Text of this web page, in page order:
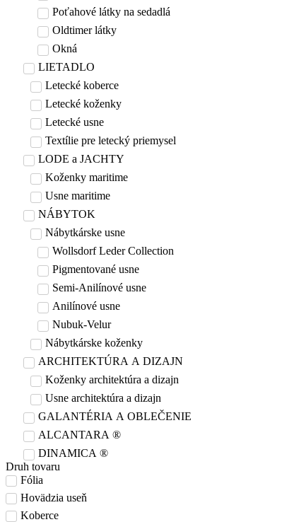
Poťahové látky na sedadlá
Oldtimer látky
Okná
LIETADLO
Letecké koberce
Letecké koženky
Letecké usne
Textílie pre letecký priemysel
LODE a JACHTY
Koženky maritime
Usne maritime
NÁBYTOK
Nábytkárske usne
Wollsdorf Leder Collection
Pigmentované usne
Semi-Anilínové usne
Anilínové usne
Nubuk-Velur
Nábytkárske koženky
ARCHITEKTÚRA A DIZAJN
Koženky architektúra a dizajn
Usne architektúra a dizajn
GALANTÉRIA A OBLEČENIE
ALCANTARA ®
DINAMICA ®
Druh tovaru
Fólia
Hovädzia useň
Koberce